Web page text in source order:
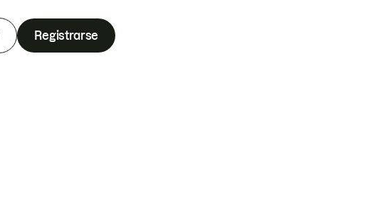
Registrarse